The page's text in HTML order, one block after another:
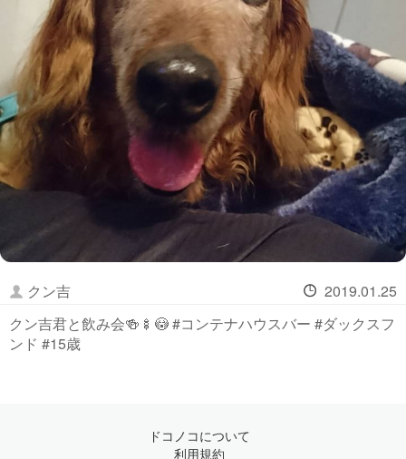
クン吉
2019.01.25
クン吉君と飲み会🍻🍢😳 #コンテナハウスバー #ダックスフ
ンド #15歳
ドコノコについて
利用規約